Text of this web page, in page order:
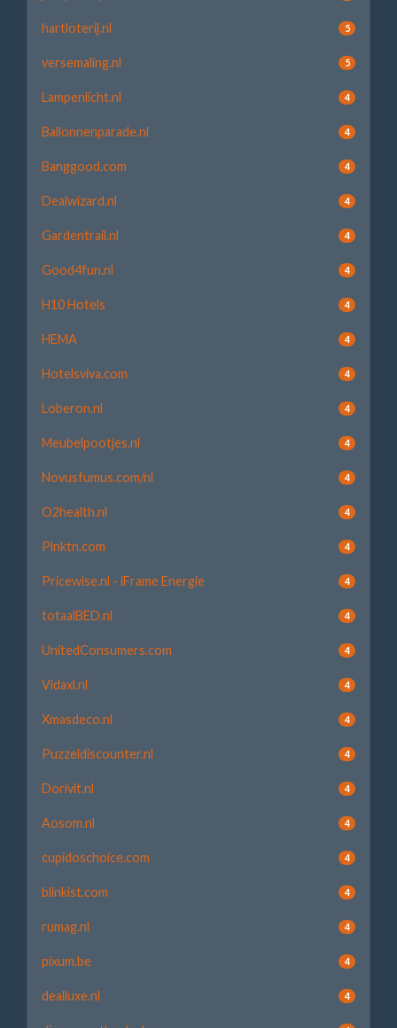
hartloterij.nl 5
versemaling.nl 5
Lampenlicht.nl 4
Ballonnenparade.nl 4
Banggood.com 4
Dealwizard.nl 4
Gardentrail.nl 4
Good4fun.nl 4
H10 Hotels 4
HEMA 4
Hotelsviva.com 4
Loberon.nl 4
Meubelpootjes.nl 4
Novusfumus.com/nl 4
O2health.nl 4
Plnktn.com 4
Pricewise.nl - iFrame Energie 4
totaalBED.nl 4
UnitedConsumers.com 4
Vidaxl.nl 4
Xmasdeco.nl 4
Puzzeldiscounter.nl 4
Dorivit.nl 4
Aosom.nl 4
cupidoschoice.com 4
blinkist.com 4
rumag.nl 4
pixum.be 4
dealluxe.nl 4